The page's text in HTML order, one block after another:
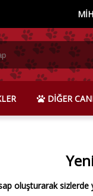
DİĞER
oluşturarak